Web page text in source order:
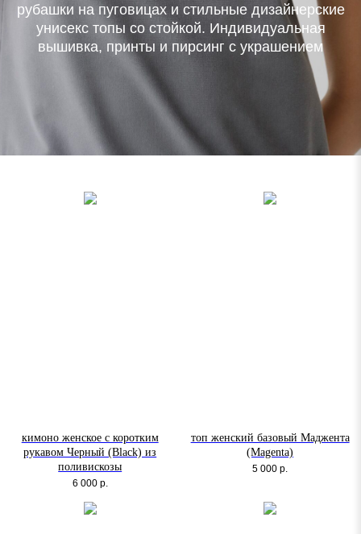
рубашки на пуговицах и стильные дизайнерские
унисекс топы со стойкой. Индивидуальная
вышивка, принты и пирсинг с украшением
кимоно женское с коротким
рукавом Черный (Black) из
поливискозы
6 000 р.
топ женский базовый Маджента
(Magenta)
5 000 р.